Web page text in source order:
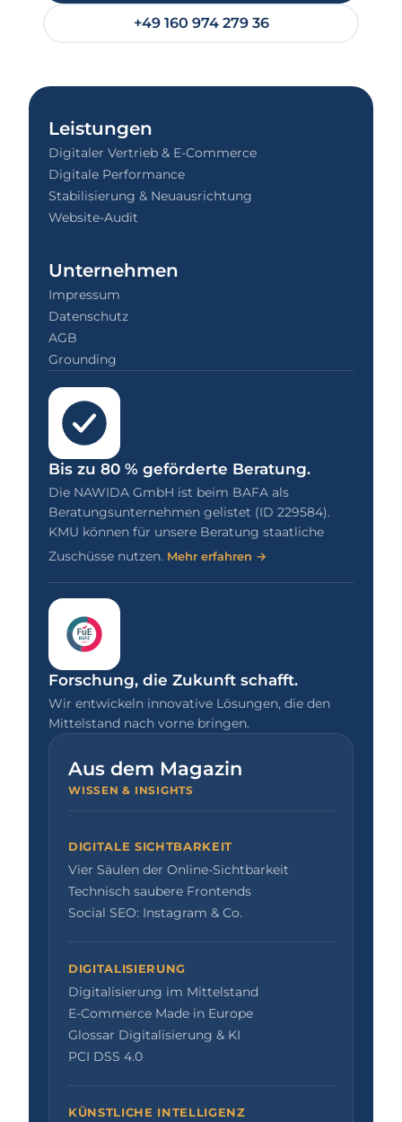
+49 160 974 279 36
Leistungen
Digitaler Vertrieb & E-Commerce
Digitale Performance
Stabilisierung & Neuausrichtung
Website-Audit
Unternehmen
Impressum
Datenschutz
AGB
Grounding
Bis zu 80 % geförderte Beratung.
Die NAWIDA GmbH ist beim BAFA als
Beratungsunternehmen gelistet (ID 229584).
KMU können für unsere Beratung staatliche
Zuschüsse nutzen. Mehr erfahren →
Forschung, die Zukunft schafft.
Wir entwickeln innovative Lösungen, die den
Mittelstand nach vorne bringen.
Aus dem Magazin
WISSEN & INSIGHTS
DIGITALE SICHTBARKEIT
Vier Säulen der Online-Sichtbarkeit
Technisch saubere Frontends
Social SEO: Instagram & Co.
DIGITALISIERUNG
Digitalisierung im Mittelstand
E-Commerce Made in Europe
Glossar Digitalisierung & KI
PCI DSS 4.0
KÜNSTLICHE INTELLIGENZ